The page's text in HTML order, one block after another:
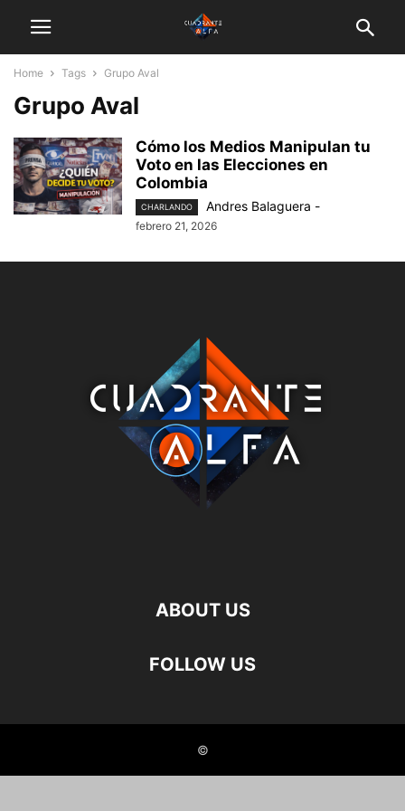
Home Tags Grupo Aval
Grupo Aval
Cómo los Medios Manipulan tu
Voto en las Elecciones en
Colombia
CHARLANDO Andres Balaguera -
febrero 21, 2026
ABOUT US
FOLLOW US
©